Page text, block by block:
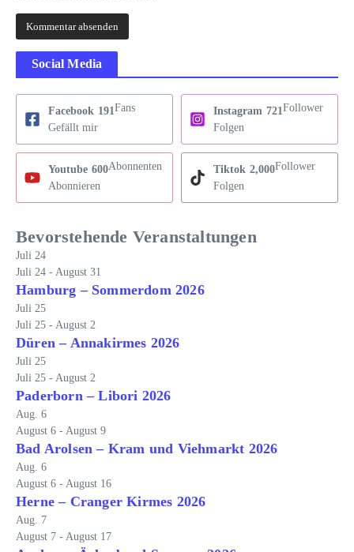
Social Media
Facebook 191Fans
Gefällt mir
Instagram 721Follower
Folgen
Youtube 600Abonnenten
Abonnieren
Tiktok 2,000Follower
Folgen
Bevorstehende Veranstaltungen
Juli 24
Juli 24 - August 31
Hamburg – Sommerdom 2026
Juli 25
Juli 25 - August 2
Düren – Annakirmes 2026
Juli 25
Juli 25 - August 2
Paderborn – Libori 2026
Aug. 6
August 6 - August 9
Bad Arolsen – Kram und Viehmarkt 2026
Aug. 6
August 6 - August 16
Herne – Cranger Kirmes 2026
Aug. 7
August 7 - August 17